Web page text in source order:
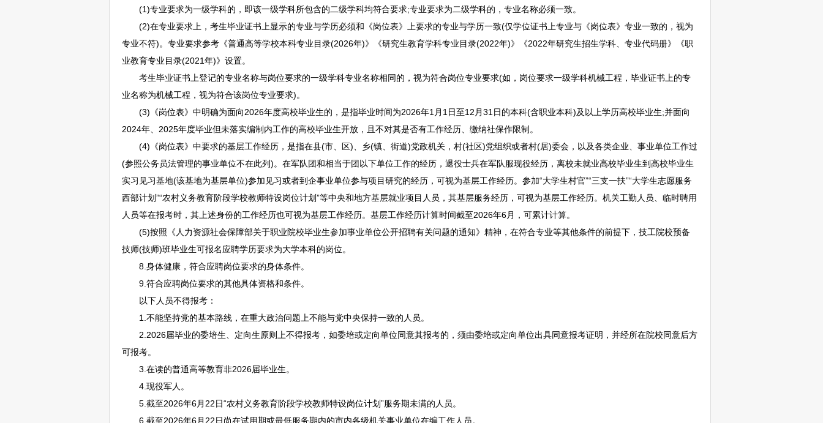
(1)专业要求为一级学科的，即该一级学科所包含的二级学科均符合要求;专业要求为二级学科的，专业名称必须一致。
(2)在专业要求上，考生毕业证书上显示的专业与学历必须和《岗位表》上要求的专业与学历一致(仅学位证书上专业与《岗位表》专业一致的，视为
专业不符)。专业要求参考《普通高等学校本科专业目录(2026年)》《研究生教育学科专业目录(2022年)》《2022年研究生招生学科、专业代码册》《职
业教育专业目录(2021年)》设置。
考生毕业证书上登记的专业名称与岗位要求的一级学科专业名称相同的，视为符合岗位专业要求(如，岗位要求一级学科机械工程，毕业证书上的专
业名称为机械工程，视为符合该岗位专业要求)。
(3)《岗位表》中明确为面向2026年度高校毕业生的，是指毕业时间为2026年1月1日至12月31日的本科(含职业本科)及以上学历高校毕业生;并面向
2024年、2025年度毕业但未落实编制内工作的高校毕业生开放，且不对其是否有工作经历、缴纳社保作限制。
(4)《岗位表》中要求的基层工作经历，是指在县(市、区)、乡(镇、街道)党政机关，村(社区)党组织或者村(居)委会，以及各类企业、 事业单位工作过
(参照公务员法管理的事业单位不在此列)。在军队团和相当于团以下单位工作的经历，退役士兵在军队服现役经历，离校未就业高校毕业生到高校毕业生
实习见习基地(该基地为基层单位)参加见习或者到企事业单位参与项目研究的经历，可视为基层工作经历。参加“大学生村官”“三支一扶”“大学生志愿服务
西部计划”“农村义务教育阶段学校教师特设岗位计划”等中央和地方基层就业项目人员，其基层服务经历，可视为基层工作经历。机关工勤人员、临时聘用
人员等在报考时，其上述身份的工作经历也可视为基层工作经历。基层工作经历计算时间截至2026年6月，可累计计算。
(5)按照《人力资源社会保障部关于职业院校毕业生参加事业单位公开招聘有关问题的通知》精神，在符合专业等其他条件的前提下，技工院校预备
技师(技师)班毕业生可报名应聘学历要求为大学本科的岗位。
8.身体健康，符合应聘岗位要求的身体条件。
9.符合应聘岗位要求的其他具体资格和条件。
以下人员不得报考：
1.不能坚持党的基本路线，在重大政治问题上不能与党中央保持一致的人员。
2.2026届毕业的委培生、定向生原则上不得报考，如委培或定向单位同意其报考的，须由委培或定向单位出具同意报考证明，并经所在院校同意后方
可报考。
3.在读的普通高等教育非2026届毕业生。
4.现役军人。
5.截至2026年6月22日“农村义务教育阶段学校教师特设岗位计划”服务期未满的人员。
6.截至2026年6月22日尚在试用期或最低服务期内的市内各级机关事业单位在编工作人员。